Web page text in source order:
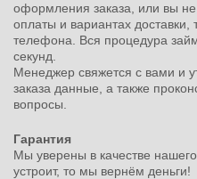
оформления заказа, или вы не
оплаты и вариантах
телефона. Вся процедура
секунд.
Менеджер свяжется с вами и
заказа данные, а также
вопросы.
Гарантия
Мы уверены в качестве
устроит, то мы вернём деньги!